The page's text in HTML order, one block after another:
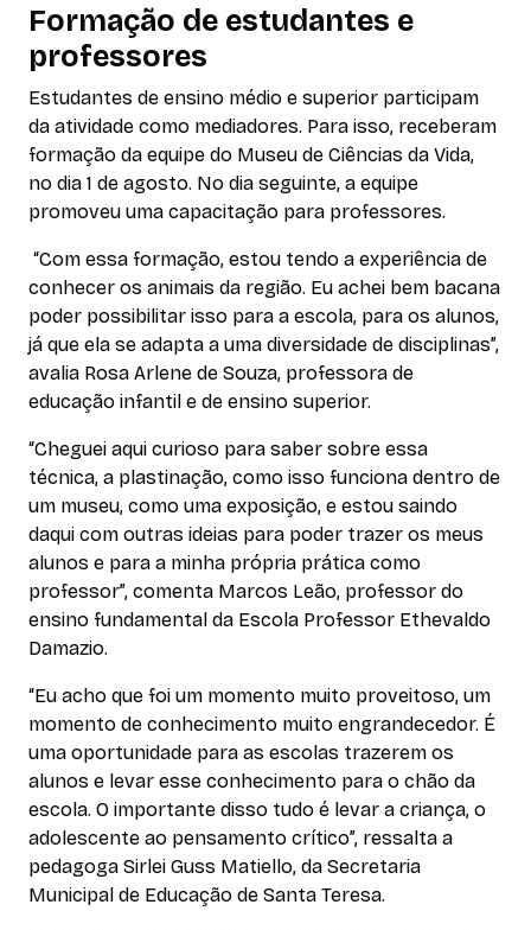
Formação de estudantes e
professores
Estudantes de ensino médio e superior participam
da atividade como mediadores. Para isso, receberam
formação da equipe do Museu de Ciências da Vida,
no dia 1 de agosto. No dia seguinte, a equipe
promoveu uma capacitação para professores.
“Com essa formação, estou tendo a experiência de
conhecer os animais da região. Eu achei bem bacana
poder possibilitar isso para a escola, para os alunos,
já que ela se adapta a uma diversidade de disciplinas”,
avalia Rosa Arlene de Souza, professora de
educação infantil e de ensino superior.
“Cheguei aqui curioso para saber sobre essa
técnica, a plastinação, como isso funciona dentro de
um museu, como uma exposição, e estou saindo
daqui com outras ideias para poder trazer os meus
alunos e para a minha própria prática como
professor”, comenta Marcos Leão, professor do
ensino fundamental da Escola Professor Ethevaldo
Damazio.
“Eu acho que foi um momento muito proveitoso, um
momento de conhecimento muito engrandecedor. É
uma oportunidade para as escolas trazerem os
alunos e levar esse conhecimento para o chão da
escola. O importante disso tudo é levar a criança, o
adolescente ao pensamento crítico”, ressalta a
pedagoga Sirlei Guss Matiello, da Secretaria
Municipal de Educação de Santa Teresa.